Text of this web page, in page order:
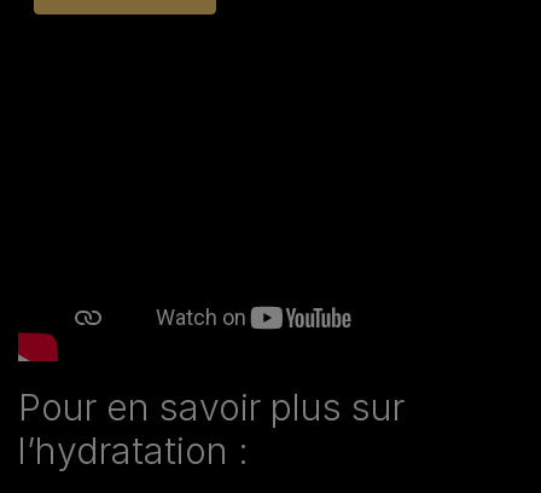
Pour en savoir plus sur
l’hydratation :